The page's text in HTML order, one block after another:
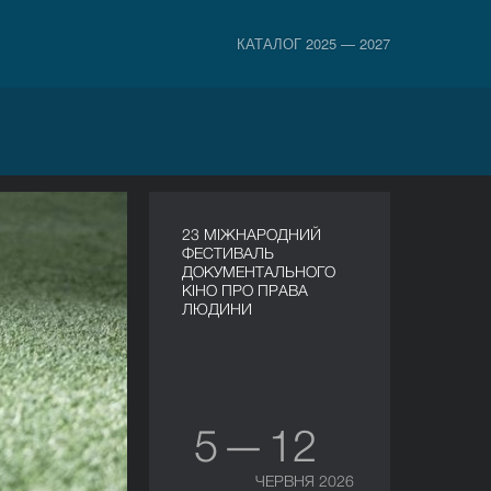
КАТАЛОГ 2025 — 2027
23 МІЖНАРОДНИЙ
ФЕСТИВАЛЬ
ДОКУМЕНТАЛЬНОГО
КІНО ПРО ПРАВА
ЛЮДИНИ
5 — 12
ЧЕРВНЯ 2026